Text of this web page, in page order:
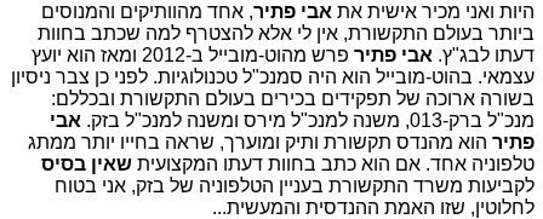
היות ואני מכיר אישית את אבי פתיר, אחד מהוותיקים והמנוסים
ביותר בעולם התקשורת, אין לי אלא להצטרף למה שכתב בחוות
דעתו לבג"ץ. אבי פתיר
פרש מהוט-מובייל ב-2012 ומאז הוא יועץ
עצמאי. בהוט-מובייל הוא היה סמנכ"ל טכנולוגיות. לפני כן צבר ניסיון
בשורה ארוכה של תפקידים בכירים בעולם התקשורת ובכללם:
מנכ"ל ברק-013, משנה למנכ"ל מירס ומשנה למנכ"ל בזק.
אבי
פתיר הוא מהנדס תקשורת ותיק ומוערך, שראה בחייו יותר ממתג
טלפוניה אחד. אם הוא כתב בחוות דעתו המקצועית שאין בסיס
לקביעות משרד התקשורת בעניין הטלפוניה של בזק, אני בטוח
לחלוטין, שזו האמת ההנדסית והמעשית...